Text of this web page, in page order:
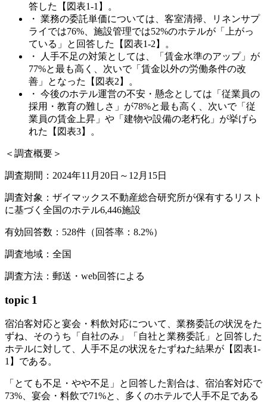
答した【図表1-1】。
・ 業務の委託単価については、客室清掃、リネンサプ
ライでは76%、施設管理では52%のホテルが「上がっ
ている」と回答した【図表1-2】。
・ 人手不足の対策としては、「賃金水準のアップ」が
77%と最も高く、次いで「賃金以外の労働条件の改
善」となった【図表2】。
・ 今後のホテル運営の不安・懸念としては「従業員の
採用・教育の難しさ」が78%と最も高く、次いで「従
業員の賃金上昇」や「建物や設備の老朽化」が挙げら
れた【図表3】。
＜調査概要＞
調査期間：2024年11月20日～12月15日
調査対象：ザイマックス不動産総合研究所が保有するリスト
に基づく全国のホテル6,446施設
有効回答数：528件（回答率：8.2%）
調査地域：全国
調査方法：郵送・web回答による
topic 1
宿泊客対応と宴会・料飲対応について、業務委託の状況をた
ずね、そのうち「自社のみ」「自社と業務委託」と回答した
ホテルに対して、人手不足の状況をたずねた結果が【図表1-
1】である。
「とても不足・やや不足」と回答した割合は、宿泊客対応で
73%、宴会・料飲で71%と、多くのホテルで人手不足である